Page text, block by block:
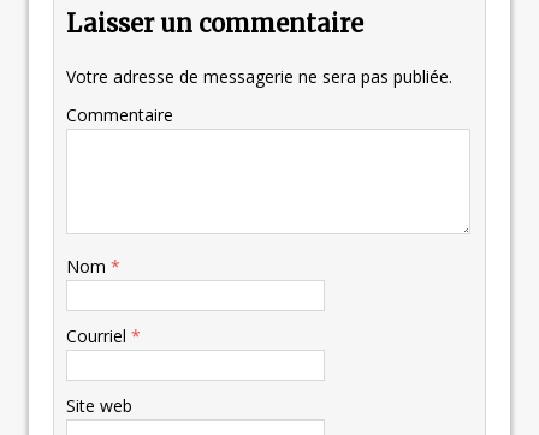
Laisser un commentaire
Votre adresse de messagerie ne sera pas publiée.
Commentaire
Nom *
Courriel *
Site web